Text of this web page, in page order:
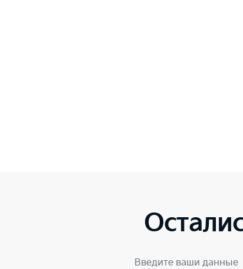
Введите ваши данные